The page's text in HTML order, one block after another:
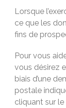
Lorsque
ce que les
fins de
Pour vous
vous désirez
biais d’une
postale
cliquant sur